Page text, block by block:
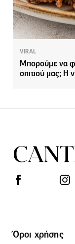
VIRAL
Μπορούμε να
σπιτιού μας; Η
Όροι χρήσης